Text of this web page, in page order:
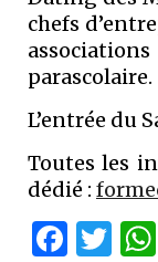
chefs
parascolaire.
L’entrée du
Toutes les
dédié :